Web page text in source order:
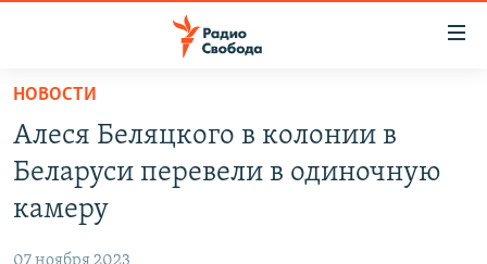
упрощенного
доступа
Вернуться
основному
АВТОРСКИЕ ПРОЕКТЫ
НОВОСТИ
Алеся Беляцкого в колонии в
Беларуси перевели в одиночную
камеру